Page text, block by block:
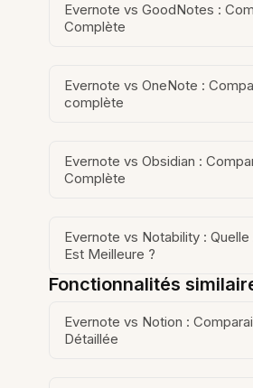
Evernote vs GoodNotes :
Complète
Evernote vs OneNote :
complète
Evernote vs Obsidian :
Complète
Evernote vs Notability :
Est Meilleure ?
Fonctionnalités
Evernote vs Notion :
Détaillée